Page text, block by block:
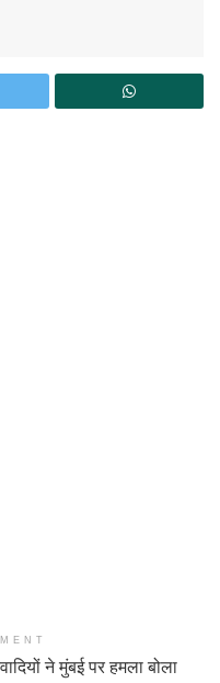
ने मुंबई पर हमला बोला